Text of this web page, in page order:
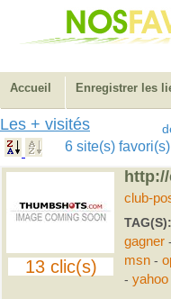
Accueil Enregistrer les
Les + visités
6 site(s) favori(s)
13 clic(s)
club-
TAG(S):
gagner-
msn -
- yahoo